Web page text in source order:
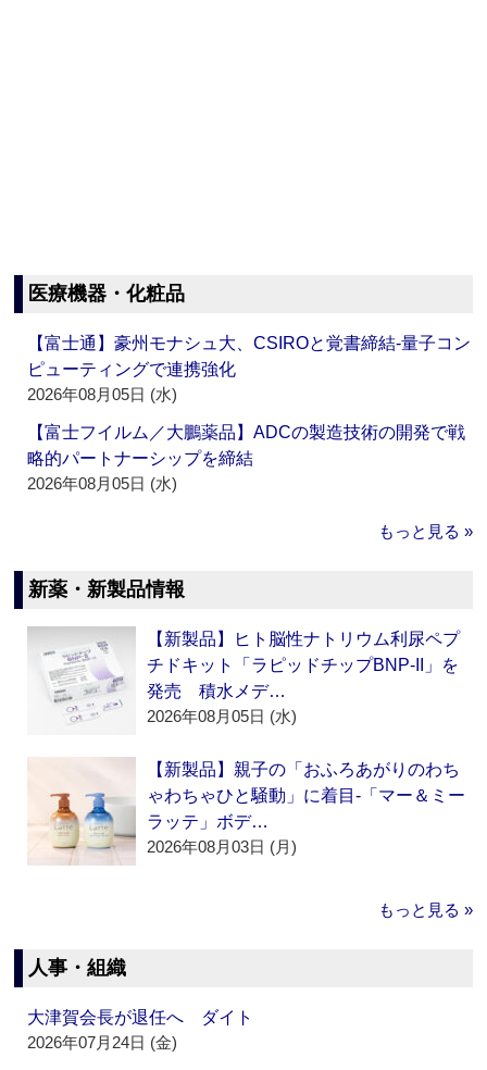
医療機器・化粧品
【富士通】豪州モナシュ大、CSIROと覚書締結‐量子コン
ピューティングで連携強化
2026年08月05日 (水)
【富士フイルム／大鵬薬品】ADCの製造技術の開発で戦
略的パートナーシップを締結
2026年08月05日 (水)
もっと見る »
新薬・新製品情報
【新製品】ヒト脳性ナトリウム利尿ペプ
チドキット「ラピッドチップBNP-II」を
発売 積水メデ…
2026年08月05日 (水)
【新製品】親子の「おふろあがりのわち
ゃわちゃひと騒動」に着目‐「マー＆ミー
ラッテ」ボデ…
2026年08月03日 (月)
もっと見る »
人事・組織
大津賀会長が退任へ ダイト
2026年07月24日 (金)